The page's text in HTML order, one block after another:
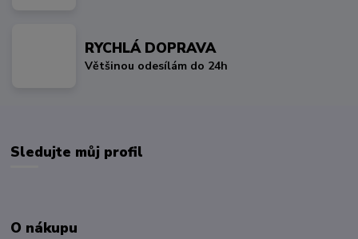
RYCHLÁ DOPRAVA
Většinou odesílám do 24h
Sledujte můj profil
O nákupu